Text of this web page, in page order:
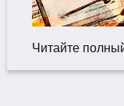
Читайте